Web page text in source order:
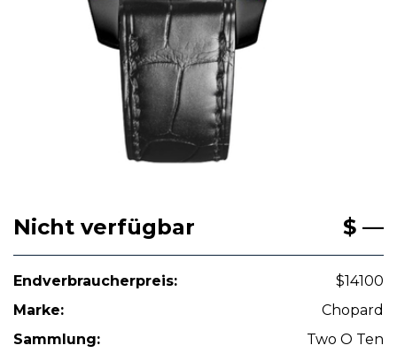
Nicht verfügbar $ —
Endverbraucherpreis:
$14100
Marke:
Chopard
Sammlung:
Two O Ten